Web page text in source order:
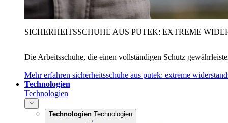
SICHERHEITSSCHUHE AUS PUTEK: EXTREME
Die Arbeitsschuhe, die einen vollständigen Schutz
Mehr erfahren sicherheitsschuhe aus putek: extreme
Technologien
Technologien
Technologien Technologien